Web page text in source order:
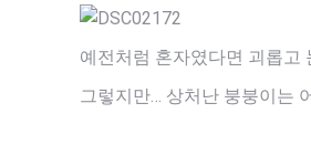
예전처럼 혼자였다면 괴롭고
그렇지만… 상처난 붕붕이는